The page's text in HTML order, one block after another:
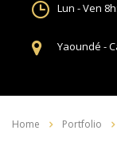
Lun - Ven
Yaoundé -
Home Portfolio